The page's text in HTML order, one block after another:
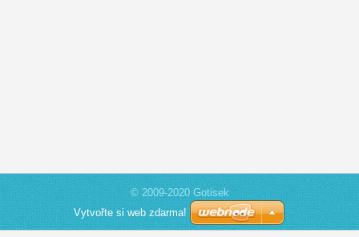
© 2009-2020 Gotisek
Vytvořte si web zdarma!